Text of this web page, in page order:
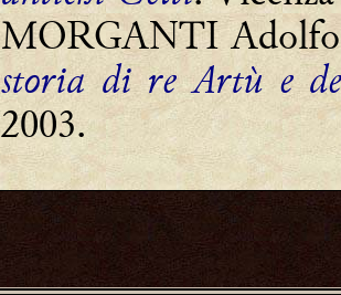
MORGANTI
storia di re Artù e
2003.